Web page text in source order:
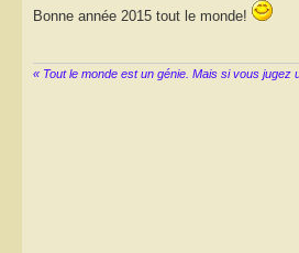
Bonne année 2015 tout le monde!
« Tout le monde est un génie. Mais si vous